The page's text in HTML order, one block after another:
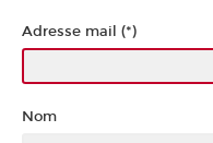
Adresse mail (*)
Nom